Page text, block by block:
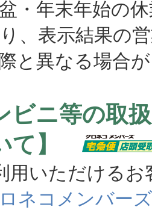
・年末年始の
、表示結果の
異なる場合が
ビニ等の取
て】
いただけるお
ネコメンバーズ